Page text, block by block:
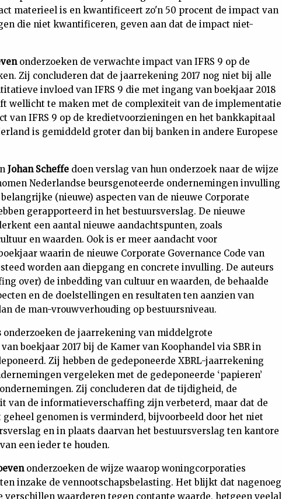
materieel is en kwantificeert zo'n 50 procent de impact van
die niet kwantificeren, geven aan dat de impact niet-
onderzoeken de verwachte impact van IFRS 9 op de
Zij concluderen dat de jaarrekening 2017 nog niet bij alle
invloed van IFRS 9 die met ingang van boekjaar 2018
wellicht te maken met de complexiteit van de implementatie
van IFRS 9 op de kredietvoorzieningen en het bankkapitaal
is gemiddeld groter dan bij banken in andere Europese
Johan Scheffe doen verslag van hun onderzoek naar de wijze
Nederlandse beursgenoteerde ondernemingen invulling
(nieuwe) aspecten van de nieuwe Corporate
gerapporteerd in het bestuursverslag. De nieuwe
een aantal nieuwe aandachtspunten, zoals
en waarden. Ook is er meer aandacht voor
waarin de nieuwe Corporate Governance Code van
worden aan diepgang en concrete invulling. De auteurs
over) de inbedding van cultuur en waarden, de behaalde
en de doelstellingen en resultaten ten aanzien van
de man-vrouwverhouding op bestuursniveau.
onderzoeken de jaarrekening van middelgrote
boekjaar 2017 bij de Kamer van Koophandel via SBR in
Zij hebben de gedeponeerde XBRL-jaarrekening
vergeleken met de gedeponeerde ‘papieren’
Zij concluderen dat de tijdigheid, de
van de informatieverschaffing zijn verbeterd, maar dat de
genomen is verminderd, bijvoorbeeld door het niet
en in plaats daarvan het bestuursverslag ten kantore
een ieder te houden.
onderzoeken de wijze waarop woningcorporaties
inzake de vennootschapsbelasting. Het blijkt dat nagenoeg
waarderen tegen contante waarde, hetgeen veelal